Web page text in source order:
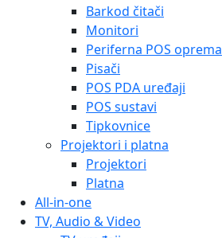
Barkod čitači
Monitori
Periferna POS oprema
Pisači
POS PDA uređaji
POS sustavi
Tipkovnice
Projektori i platna
Projektori
Platna
All-in-one
TV, Audio & Video